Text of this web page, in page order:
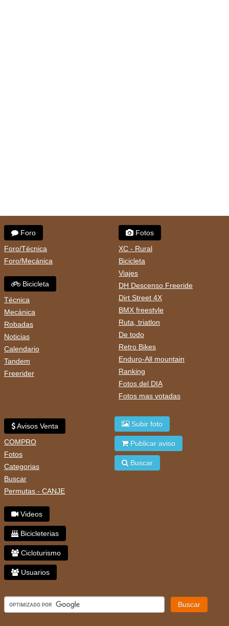
Foro
Foro/Técnica
Foro/Mecánica
Bicicleta
Técnica
Mecánica
Robadas
Noticias
Calendario
Tandem
Freerider
Fotos
XC - Rural
Bicicleta
Viajes
DH Descenso Freeride
Dirt Street 4X
BMX freestyle
Ruta, triatlon
De todo
Retro Bikes
Enduro-All mountain
Ranking
Fotos del DIA
Fotos mas votadas
Avisos Venta
COMPRO
Fotos
Categorias
Buscar
Permutas - CANJE
Videos
Bicicleterias
Cicloturismo
Usuarios
Subir foto
Publicar aviso
Buscar
Buscar